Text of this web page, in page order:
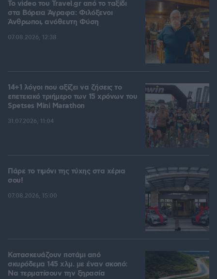
To video του Travel.gr από το ταξίδι
στα Βόρεια Άγραφα: Φιλόξενοι
Άνθρωποι, ανόθευτη Φύση
07.08.2026, 12:38
14+1 λόγοι που αξίζει να ζήσεις το
επετειακό τριήμερο των 15 χρόνων του
Spetses Mini Marathon
31.07.2026, 11:04
Πάρε το τιμόνι της τύχης στα χέρια
σου!
07.08.2026, 15:00
Κατασκευάζουν ποτάμι από
σκυρόδεμα 145 χλμ. με έναν σκοπό:
Να τερματίσουν την ξηρασία